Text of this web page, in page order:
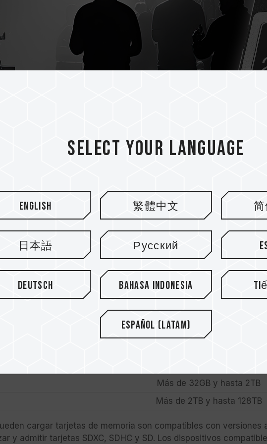
especificaciones de capacidad de las tarjetas SD:
Capacidad de
Más de 32GB y hasta 2TB
Más de 2TB y hasta 128TB
cargar tarjetas de memoria son compatibles con versiones
y admitir tarjetas SDXC, SDHC y SD. Los dispositivos
Select your language
English 繁體中文
日本語 Русский
Deutsch Bahasa Indonesia
Español (Latam)